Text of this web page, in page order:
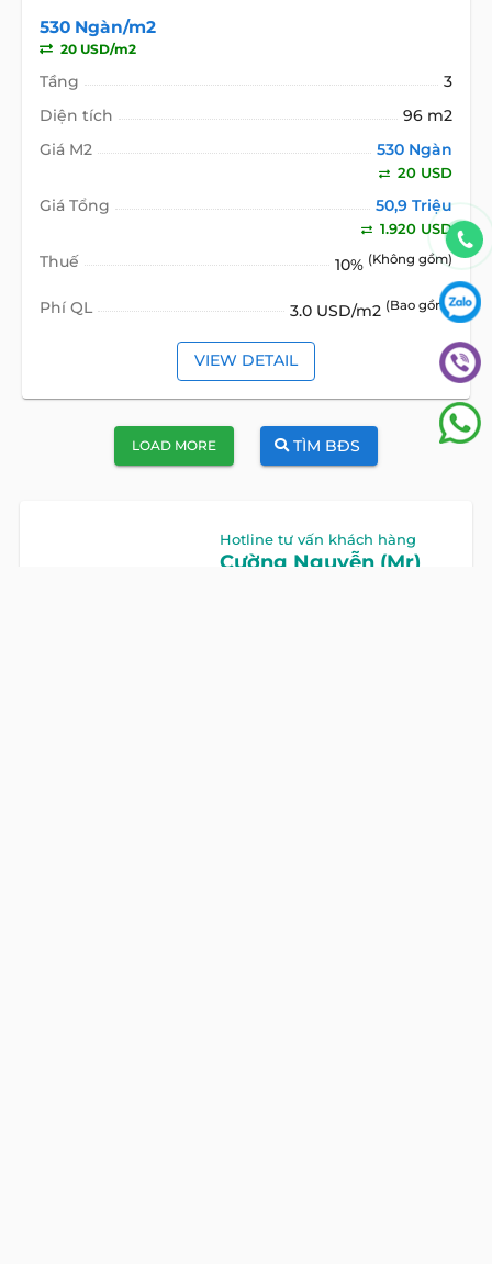
530 Ngàn/m2
20 USD/m2
Tầng
3
Diện tích
96 m2
Giá M2
530 Ngàn
20 USD
Giá Tổng 50,9 Triệu
1.920 USD
Thuế 10% (Không gồm)
Phí QL 3.0 USD/m2 (Bao gồm)
VIEW DETAIL
LOAD MORE TÌM BĐS
Hotline tư vấn khách hàng
Cường Nguyễn (Mr)